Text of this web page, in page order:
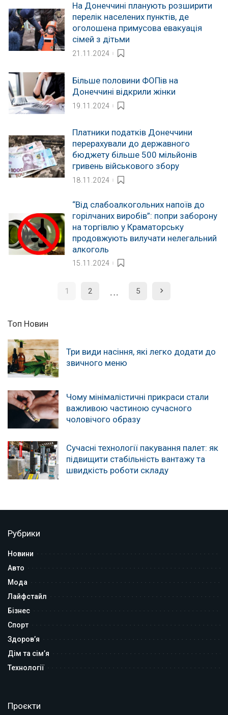
На Донеччині планують розширити
перелік населених пунктів, де
оголошена примусова евакуація
сімей з дітьми
21.11.2024
Більше половини ФОПів на
Донеччині відкрили жінки
19.11.2024
Платники податків Донеччини
перерахували до державного
бюджету більше 500 мільйонів
гривень військового збору
18.11.2024
“Від слабоалкогольних напоїв до
горілчаних виробів”: попри заборону
на торгівлю у Краматорську
продовжують вилучати нелегальний
алкоголь
15.11.2024
1 2 … 5
Топ Новин
Три види насіння, які легко додати до
звичного меню
Чому мінімалістичні прикраси стали
важливою частиною сучасного
чоловічого образу
Сучасні технології пакування палет: як
підвищити стабільність вантажу та
швидкість роботи складу
Рубрики
Новини
Авто
Мода
Лайфстайл
Бізнес
Спорт
Здоров’я
Дім та сім’я
Технології
Проєкти